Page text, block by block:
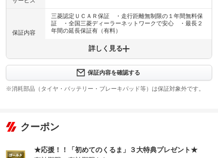
保証内容
三菱認定ＵＣＡＲ保証 ・走行距離無制限の１年間無料保
証 ・全国三菱ディーラーネットワークで安心 ・最長２
年間の延長保証有（有料）
保証内容について問い合わせる
保証項目 -
修理回数
免責金 無し
受付先
-
詳しく見る
保証内容を確認する
※消耗部品（タイヤ・バッテリー・ブレーキパッド等）は保証対象外です。
クーポン
★応援！！「初めてのくるま」３大特典プレゼント★